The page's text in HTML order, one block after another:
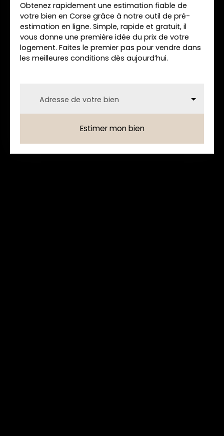
Obtenez rapidement une estimation fiable de
votre bien en Corse grâce à notre outil de pré-
estimation en ligne. Simple, rapide et gratuit, il
vous donne une première idée du prix de votre
logement. Faites le premier pas pour vendre dans
les meilleures conditions dès aujourd’hui.
Adresse de votre bien
Estimer mon bien